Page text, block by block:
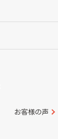
愛媛県
宮崎県
お客様の声